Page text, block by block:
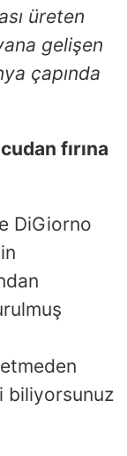
üreten
gelişen
çapında
fırına
DiGiorno
biliyorsunuz